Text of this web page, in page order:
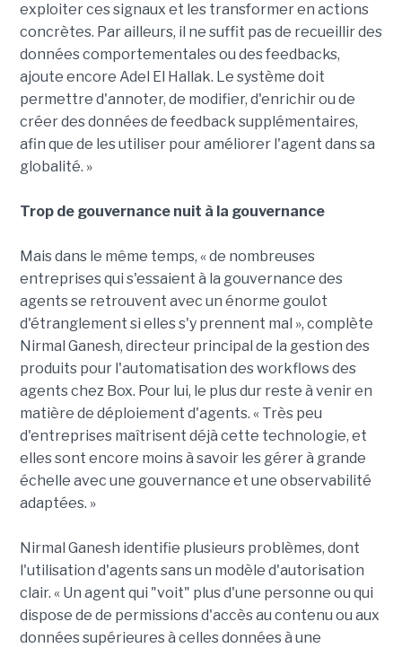
exploiter ces signaux et les transformer en actions
concrètes. Par ailleurs, il ne suffit pas de recueillir des
données comportementales ou des feedbacks,
ajoute encore Adel El Hallak. Le système doit
permettre d'annoter, de modifier, d'enrichir ou de
créer des données de feedback supplémentaires,
afin que de les utiliser pour améliorer l'agent dans sa
globalité. »
Trop de gouvernance nuit à la gouvernance
Mais dans le même temps, « de nombreuses
entreprises qui s'essaient à la gouvernance des
agents se retrouvent avec un énorme goulot
d'étranglement si elles s'y prennent mal », complète
Nirmal Ganesh, directeur principal de la gestion des
produits pour l'automatisation des workflows des
agents chez Box. Pour lui, le plus dur reste à venir en
matière de déploiement d'agents. « Très peu
d'entreprises maîtrisent déjà cette technologie, et
elles sont encore moins à savoir les gérer à grande
échelle avec une gouvernance et une observabilité
adaptées. »
Nirmal Ganesh identifie plusieurs problèmes, dont
l'utilisation d'agents sans un modèle d'autorisation
clair. « Un agent qui "voit" plus d'une personne ou qui
dispose de de permissions d'accès au contenu ou aux
données supérieures à celles données à une